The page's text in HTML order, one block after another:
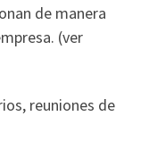
de manera
(ver
reuniones de